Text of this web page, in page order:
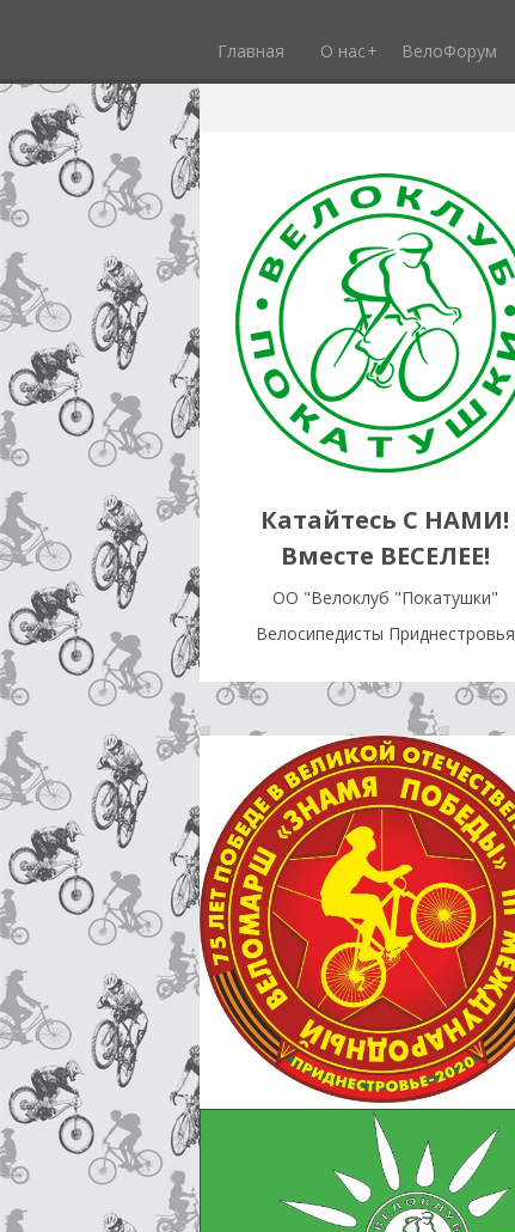
Главная О нас ВелоФорум
Катайтесь С НАМИ!
Вместе ВЕСЕЛЕЕ!
OO "Велоклуб "Покатушки"
Велосипедисты Приднестровья